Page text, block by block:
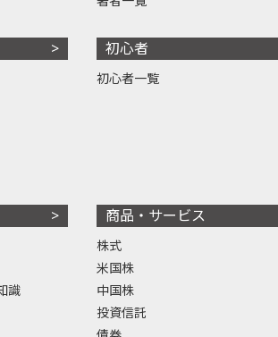
初心者
初心者一覧
識
商品・サービス
株式
米国株
中国株
投資信託